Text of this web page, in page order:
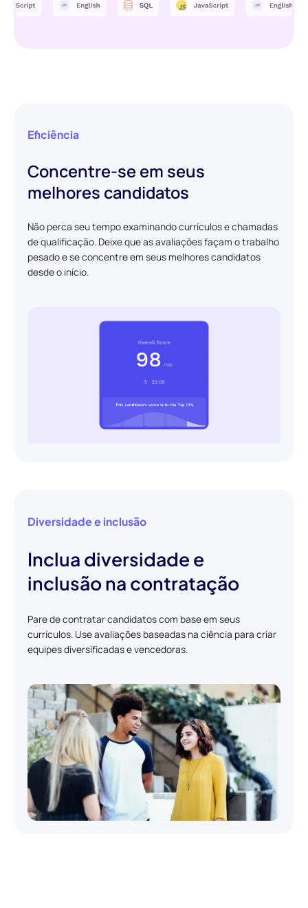
Eficiência
Concentre-se em seus
melhores candidatos
Não perca seu tempo examinando currículos e chamadas
de qualificação. Deixe que as avaliações façam o trabalho
pesado e se concentre em seus melhores candidatos
desde o início.
Diversidade e inclusão
Inclua diversidade e
inclusão na contratação
Pare de contratar candidatos com base em seus
currículos. Use avaliações baseadas na ciência para criar
equipes diversificadas e vencedoras.